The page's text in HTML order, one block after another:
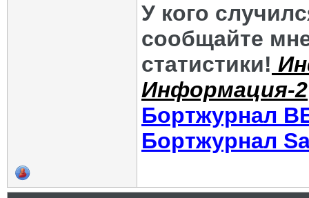
У кого
сообщайте
статистики!
Информация-2
Бортжурнал
Бортжурнал